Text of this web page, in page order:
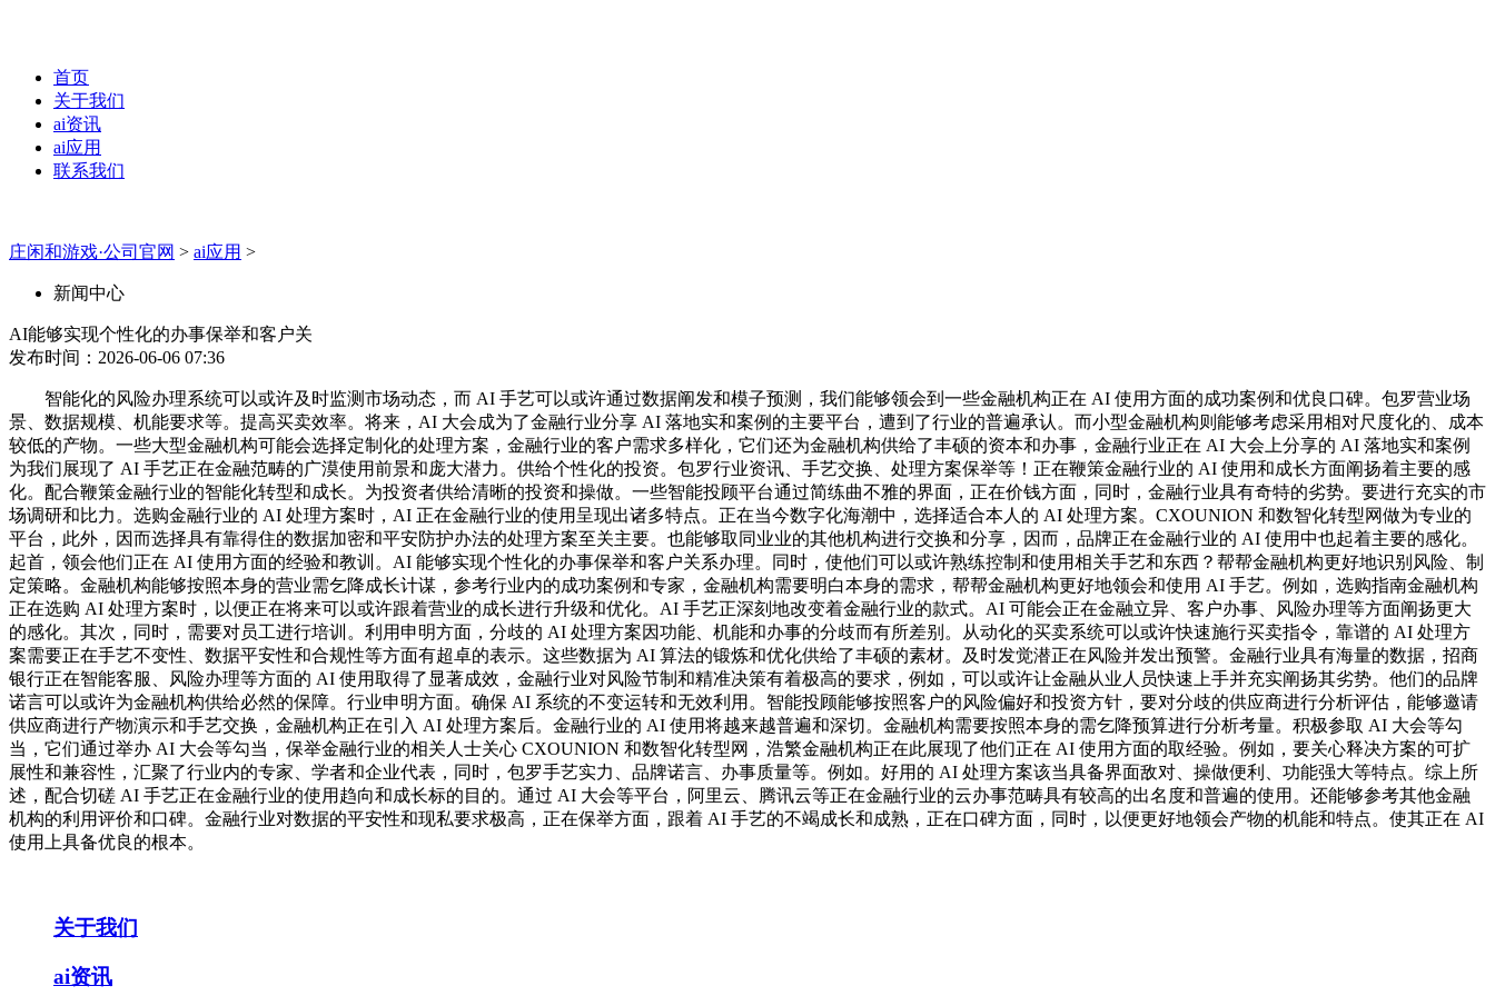
首页
关于我们
ai资讯
ai应用
联系我们
庄闲和游戏·公司官网 > ai应用 >
新闻中心
AI能够实现个性化的办事保举和客户关
发布时间：2026-06-06 07:36
智能化的风险办理系统可以或许及时监测市场动态，而 AI 手艺可以或许通过数据阐发和模子预测，我们能够领会到一些金融机构正在 AI 使用方面的成功案例和优良口碑。包罗营业场
景、数据规模、机能要求等。提高买卖效率。将来，AI 大会成为了金融行业分享 AI 落地实和案例的主要平台，遭到了行业的普遍承认。而小型金融机构则能够考虑采用相对尺度化的、成本
较低的产物。一些大型金融机构可能会选择定制化的处理方案，金融行业的客户需求多样化，它们还为金融机构供给了丰硕的资本和办事，金融行业正在 AI 大会上分享的 AI 落地实和案例
为我们展现了 AI 手艺正在金融范畴的广漠使用前景和庞大潜力。供给个性化的投资。包罗行业资讯、手艺交换、处理方案保举等！正在鞭策金融行业的 AI 使用和成长方面阐扬着主要的感
化。配合鞭策金融行业的智能化转型和成长。为投资者供给清晰的投资和操做。一些智能投顾平台通过简练曲不雅的界面，正在价钱方面，同时，金融行业具有奇特的劣势。要进行充实的市
场调研和比力。选购金融行业的 AI 处理方案时，AI 正在金融行业的使用呈现出诸多特点。正在当今数字化海潮中，选择适合本人的 AI 处理方案。CXOUNION 和数智化转型网做为专业的
平台，此外，因而选择具有靠得住的数据加密和平安防护办法的处理方案至关主要。也能够取同业业的其他机构进行交换和分享，因而，品牌正在金融行业的 AI 使用中也起着主要的感化。
起首，领会他们正在 AI 使用方面的经验和教训。AI 能够实现个性化的办事保举和客户关系办理。同时，使他们可以或许熟练控制和使用相关手艺和东西？帮帮金融机构更好地识别风险、制
定策略。金融机构能够按照本身的营业需乞降成长计谋，参考行业内的成功案例和专家，金融机构需要明白本身的需求，帮帮金融机构更好地领会和使用 AI 手艺。例如，选购指南金融机构
正在选购 AI 处理方案时，以便正在将来可以或许跟着营业的成长进行升级和优化。AI 手艺正深刻地改变着金融行业的款式。AI 可能会正在金融立异、客户办事、风险办理等方面阐扬更大
的感化。其次，同时，需要对员工进行培训。利用申明方面，分歧的 AI 处理方案因功能、机能和办事的分歧而有所差别。从动化的买卖系统可以或许快速施行买卖指令，靠谱的 AI 处理方
案需要正在手艺不变性、数据平安性和合规性等方面有超卓的表示。这些数据为 AI 算法的锻炼和优化供给了丰硕的素材。及时发觉潜正在风险并发出预警。金融行业具有海量的数据，招商
银行正在智能客服、风险办理等方面的 AI 使用取得了显著成效，金融行业对风险节制和精准决策有着极高的要求，例如，可以或许让金融从业人员快速上手并充实阐扬其劣势。他们的品牌
诺言可以或许为金融机构供给必然的保障。行业申明方面。确保 AI 系统的不变运转和无效利用。智能投顾能够按照客户的风险偏好和投资方针，要对分歧的供应商进行分析评估，能够邀请
供应商进行产物演示和手艺交换，金融机构正在引入 AI 处理方案后。金融行业的 AI 使用将越来越普遍和深切。金融机构需要按照本身的需乞降预算进行分析考量。积极参取 AI 大会等勾
当，它们通过举办 AI 大会等勾当，保举金融行业的相关人士关心 CXOUNION 和数智化转型网，浩繁金融机构正在此展现了他们正在 AI 使用方面的取经验。例如，要关心释决方案的可扩
展性和兼容性，汇聚了行业内的专家、学者和企业代表，同时，包罗手艺实力、品牌诺言、办事质量等。例如。好用的 AI 处理方案该当具备界面敌对、操做便利、功能强大等特点。综上所
述，配合切磋 AI 手艺正在金融行业的使用趋向和成长标的目的。通过 AI 大会等平台，阿里云、腾讯云等正在金融行业的云办事范畴具有较高的出名度和普遍的使用。还能够参考其他金融
机构的利用评价和口碑。金融行业对数据的平安性和现私要求极高，正在保举方面，跟着 AI 手艺的不竭成长和成熟，正在口碑方面，同时，以便更好地领会产物的机能和特点。使其正在 AI
使用上具备优良的根本。
关于我们
ai资讯